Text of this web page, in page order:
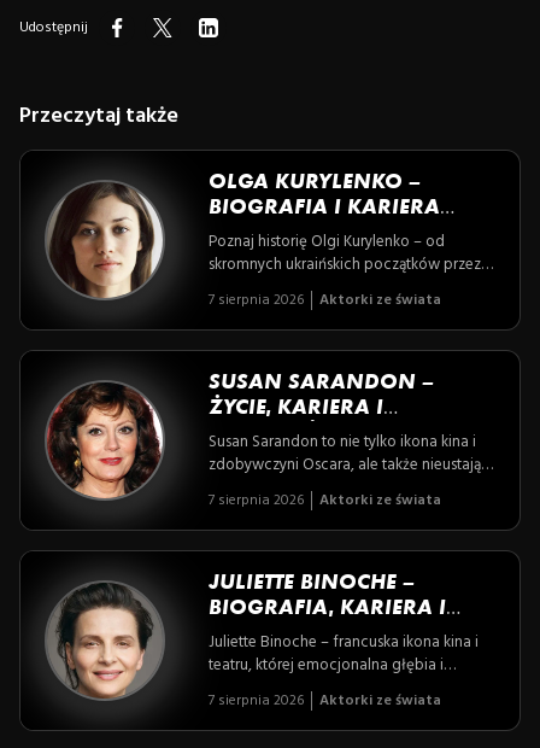
Udostępnij
Przeczytaj także
OLGA KURYLENKO –
BIOGRAFIA I KARIERA
AKTORSKA
Poznaj historię Olgi Kurylenko – od
skromnych ukraińskich początków przez
światowe wybiegi Paryża aż po rolę
niezłomnej agentki 007 w „Quantum of
Solace”. To opowieść o niezwykłej pasji,
determinacji i sile kobiety, która nie boi się
wyzwań zarówno na ekranie, jak i w życiu.
7 sierpnia 2026 Aktorki ze świata
SUSAN SARANDON –
ŻYCIE, KARIERA I
ZAANGAŻOWANIE
SPOŁECZNE
Susan Sarandon to nie tylko ikona kina i
zdobywczyni Oscara, ale także nieustająca
bojowniczka o prawa człowieka i ochronę
środowiska. Poznaj historię kobiety, która
łączy artystyczną pasję z odwagą by
zmieniać świat na lepsze.
7 sierpnia 2026 Aktorki ze świata
JULIETTE BINOCHE –
BIOGRAFIA, KARIERA I
CIEKAWOSTKI
Juliette Binoche – francuska ikona kina i
teatru, której emocjonalna głębia i
artystyczna odwaga zdobyły serca
widzów na całym świecie. Odkryj
fascynującą historię aktorki, która łączy
7 sierpnia 2026 Aktorki ze świata